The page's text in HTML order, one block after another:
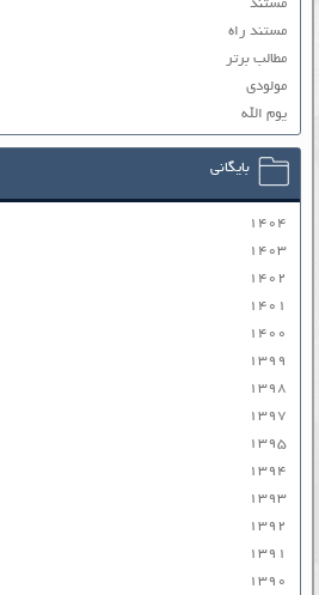
مستند
مستند راه
مطالب برتر
مولودی
یوم الله
بایگانی
۱۴۰۴
۱۴۰۳
۱۴۰۲
۱۴۰۱
۱۴۰۰
۱۳۹۹
۱۳۹۸
۱۳۹۷
۱۳۹۵
۱۳۹۴
۱۳۹۳
۱۳۹۲
۱۳۹۱
۱۳۹۰